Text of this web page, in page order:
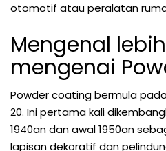
otomotif atau peralatan
Mengenal
mengenai
Powder coating bermula
20. Ini pertama kali
1940an dan awal 1950an
lapisan dekoratif dan